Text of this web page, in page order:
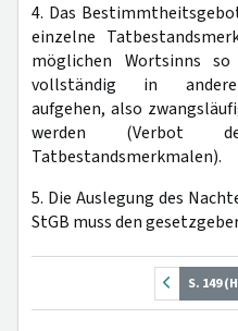
4. Das
einzelne
möglichen Wortsinns
vollständig in
aufgehen, also
werden (Verbot
Tatbestandsmerkmalen).
5. Die Auslegung des
StGB muss den
S. 149